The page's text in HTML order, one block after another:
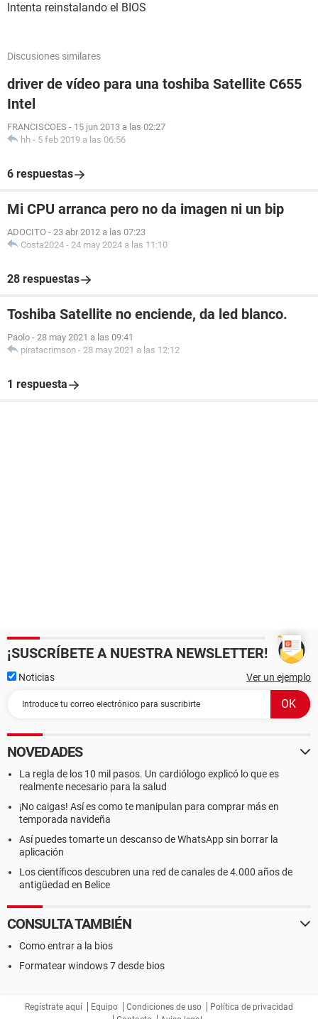
Intenta reinstalando el BIOS
Discusiones similares
driver de vídeo para una toshiba Satellite C655
Intel
FRANCISCOES - 15 jun 2013 a las 02:27
hh - 5 feb 2019 a las 06:56
6 respuestas
Mi CPU arranca pero no da imagen ni un bip
ADOCITO - 23 abr 2012 a las 07:23
Costa2024 - 24 may 2024 a las 11:10
28 respuestas
Toshiba Satellite no enciende, da led blanco.
Paolo - 28 may 2021 a las 09:41
piratacrimson - 28 may 2021 a las 12:12
1 respuesta
¡SUSCRÍBETE A NUESTRA NEWSLETTER!
Noticias Ver un ejemplo
NOVEDADES
La regla de los 10 mil pasos. Un cardiólogo explicó lo que es
realmente necesario para la salud
¡No caigas! Así es como te manipulan para comprar más en
temporada navideña
Así puedes tomarte un descanso de WhatsApp sin borrar la
aplicación
Los científicos descubren una red de canales de 4.000 años de
antigüedad en Belice
CONSULTA TAMBIÉN
Como entrar a la bios
Formatear windows 7 desde bios
Regístrate aquí Equipo Condiciones de uso
Política de privacidad